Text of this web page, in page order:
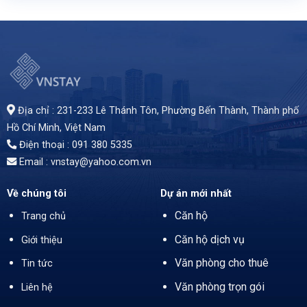
Địa chỉ : 231-233 Lê Thánh Tôn, Phường Bến Thành, Thành phố
Hồ Chí Minh, Việt Nam
Điện thoại : 091 380 5335
Email : vnstay@yahoo.com.vn
Về chúng tôi
Trang chủ
Giới thiệu
Tin tức
Liên hệ
Dự án mới nhất
Căn hộ
Căn hộ dịch vụ
Văn phòng cho thuê
Văn phòng trọn gói